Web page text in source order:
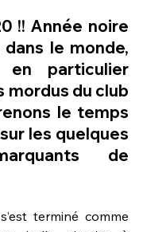
!! Année noire
le monde,
en particulier
mordus du club
le temps
les quelques
de
terminé comme